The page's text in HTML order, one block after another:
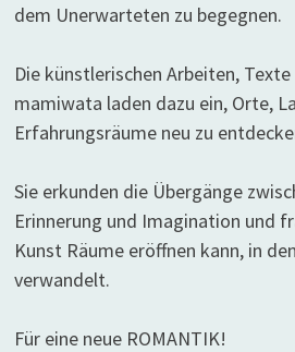
dem Unerwarteten zu begegnen.
Die künstlerischen Arbeiten,
mamiwata laden dazu ein, Orte,
Erfahrungsräume neu zu
Sie erkunden die Übergänge
Erinnerung und Imagination und
Kunst Räume eröffnen kann, in
verwandelt.
Für eine neue ROMANTIK!